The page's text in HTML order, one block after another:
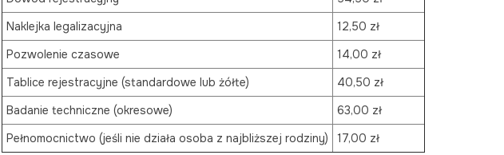
Naklejka legalizacyjna
12,50 zł
Pozwolenie czasowe
14,00 zł
Tablice rejestracyjne (standardowe lub żółte)
40,50 zł
Badanie techniczne (okresowe)
63,00 zł
Pełnomocnictwo (jeśli nie działa osoba z najbliższej rodziny)
17,00 zł